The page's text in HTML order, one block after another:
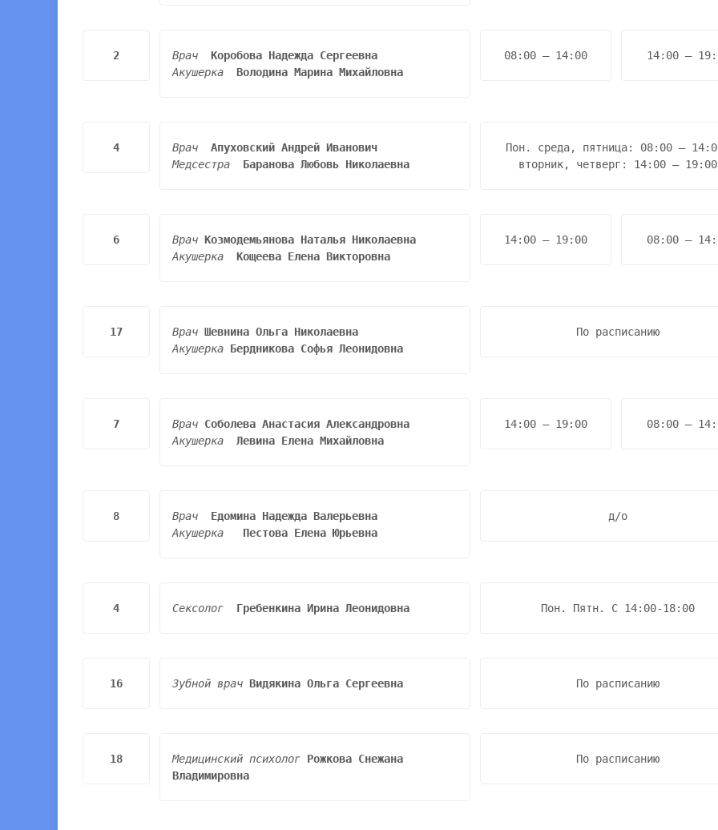
2 Врач
Акушерка
Володина Марина Михайловна
08:00 – 14:00 14:00 –
4 Врач
Медсестра
Баранова Любовь Николаевна
Пон. среда, пятница: 08:00 –
вторник, четверг: 14:00 – 19:00
6 Врач
Акушерка
Кощеева Елена Викторовна
14:00 – 19:00 08:00 –
17 Врач Шевнина
Акушерка Бердникова Софья Леонидовна
По расписанию
7 Врач
Акушерка
Левина Елена Михайловна
14:00 – 19:00 08:00 –
8 Врач
Акушерка
Пестова Елена Юрьевна
д/о
4 Сексолог Гребенкина Ирина Леонидовна Пон. Пятн. С 14:00-18:00
16 Зубной врач Видякина Ольга Сергеевна По расписанию
18 Медицинский психолог Рожкова Снежана
Владимировна
По расписанию